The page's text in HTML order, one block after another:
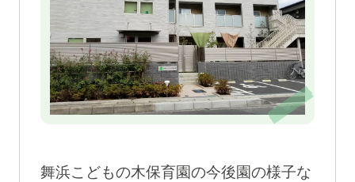
舞浜こどもの木保育園の今後園の様子な